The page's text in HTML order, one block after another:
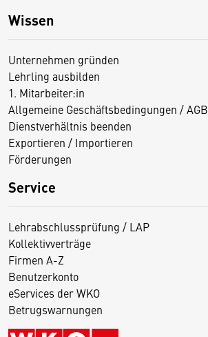
Wissen
Unternehmen gründen
Lehrling ausbilden
1. Mitarbeiter:in
Allgemeine Geschäftsbedingungen / AGB
Dienstverhältnis beenden
Exportieren / Importieren
Förderungen
Service
Lehrabschlussprüfung / LAP
Kollektivverträge
Firmen A-Z
Benutzerkonto
eServices der WKO
Betrugswarnungen